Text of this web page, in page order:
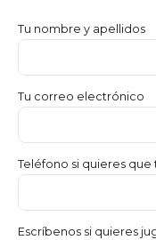
Tu nombre y apellidos
Tu correo electrónico
Teléfono si quieres
Escríbenos si quieres